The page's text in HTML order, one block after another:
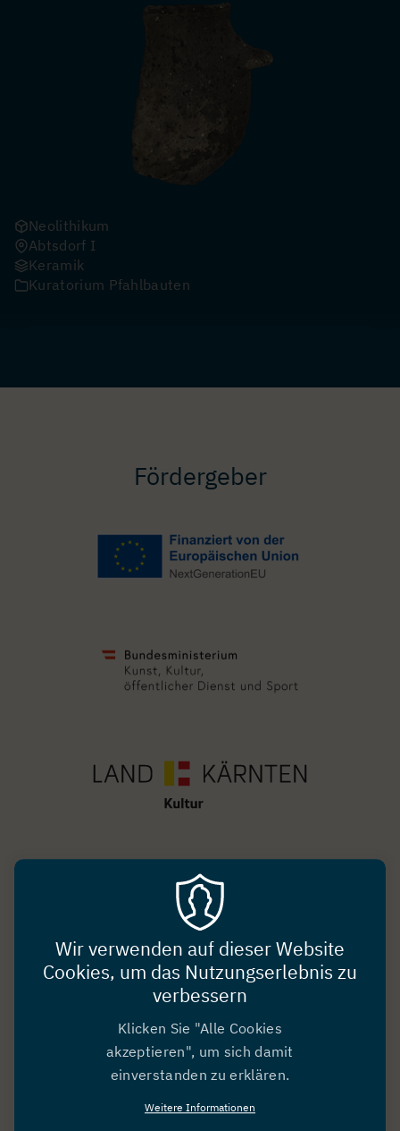
Neolithikum
Abtsdorf I
Keramik
Kuratorium Pfahlbauten
Fördergeber
Projektpartner
Image
Wir verwenden auf dieser Website
Cookies, um das Nutzungserlebnis zu
verbessern
Klicken Sie "Alle Cookies
akzeptieren", um sich damit
einverstanden zu erklären.
Weitere Informationen